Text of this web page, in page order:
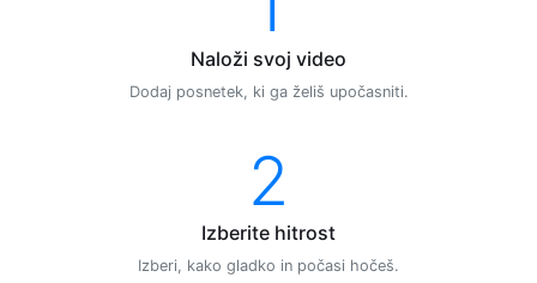
Naloži svoj video
Dodaj posnetek, ki ga želiš upočasniti.
2
Izberite hitrost
Izberi, kako gladko in počasi hočeš.